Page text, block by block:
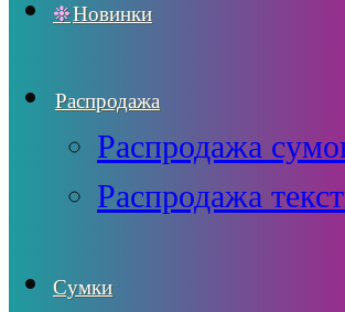
Новинки
Распродажа
Распродажа
Распродажа
Сумки